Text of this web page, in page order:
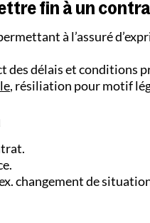
fin à un
à l’assuré
des délais et conditions
, résiliation pour motif
changement de